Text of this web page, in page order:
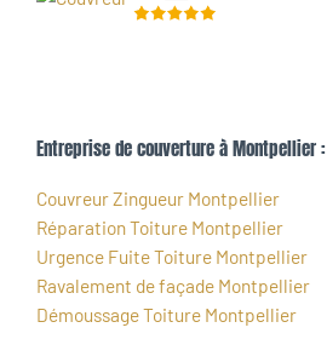
Entreprise de couverture à Montpellier :
Couvreur Zingueur Montpellier
Réparation Toiture Montpellier
Urgence Fuite Toiture Montpellier
Ravalement de façade Montpellier
Démoussage Toiture Montpellier